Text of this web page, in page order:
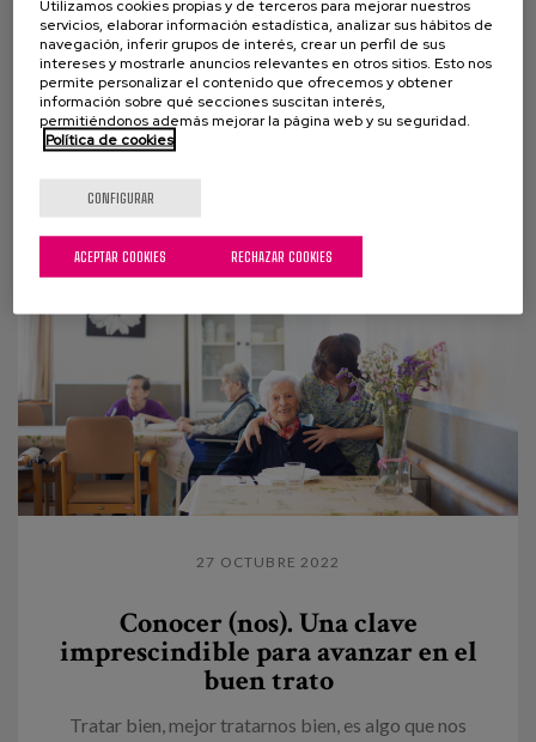
ciudades amigables para la vida y
las personas
En el Día Mundial de las Ciudades queremos
reflexionar cómo las ciudades se pueden ir
transformando para crear espacios más inclusivos
27 OCTUBRE 2022
Conocer (nos). Una clave
imprescindible para avanzar en el
buen trato
Tratar bien, mejor tratarnos bien, es algo que nos
Utilizamos cookies propias y de terceros para mejorar nuestros
servicios, elaborar información estadística, analizar sus hábitos de
navegación, inferir grupos de interés, crear un perfil de sus
intereses y mostrarle anuncios relevantes en otros sitios. Esto nos
permite personalizar el contenido que ofrecemos y obtener
información sobre qué secciones suscitan interés,
permitiéndonos además mejorar la página web y su seguridad.
Política de cookies
CONFIGURAR
RECHAZAR COOKIES
ACEPTAR COOKIES